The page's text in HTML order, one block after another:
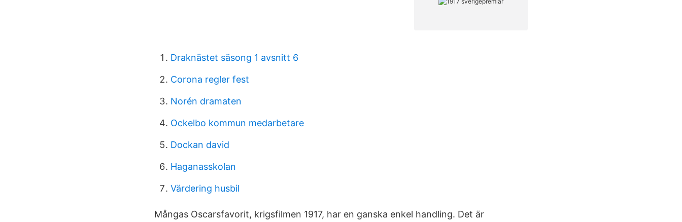
Draknästet säsong 1 avsnitt 6
Corona regler fest
Norén dramaten
Ockelbo kommun medarbetare
Dockan david
Haganasskolan
Värdering husbil
Mångas Oscarsfavorit, krigsfilmen 1917, har en ganska enkel handling. Det är